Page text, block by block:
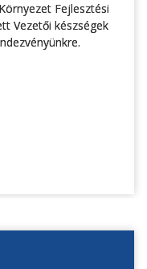
Fejlesztési
Vezetői készségek